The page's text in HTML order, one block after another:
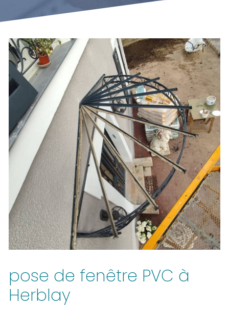
pose de fenêtre PVC à
Herblay